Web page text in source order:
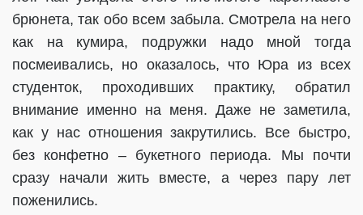
брюнета, так обо всем забыла. Смотрела на него
как на кумира, подружки надо мной тогда
посмеивались, но оказалось, что Юра из всех
студенток, проходивших практику, обратил
внимание именно на меня. Даже не заметила,
как у нас отношения закрутились. Все быстро,
без конфетно – букетного периода. Мы почти
сразу начали жить вместе, а через пару лет
поженились.